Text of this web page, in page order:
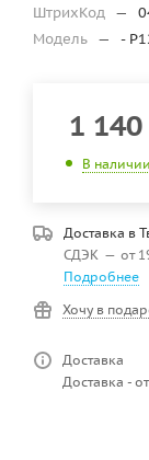
ШтрихКод —
Модель — -
1 140
В
Доставка в
СДЭК — от
Подробнее
Хочу в
Доставка
Доставка -